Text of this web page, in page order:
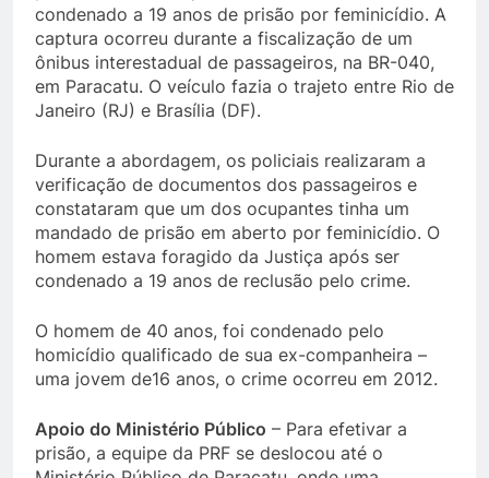
condenado a 19 anos de prisão por feminicídio. A
captura ocorreu durante a fiscalização de um
ônibus interestadual de passageiros, na BR-040,
em Paracatu. O veículo fazia o trajeto entre Rio de
Janeiro (RJ) e Brasília (DF).
Durante a abordagem, os policiais realizaram a
verificação de documentos dos passageiros e
constataram que um dos ocupantes tinha um
mandado de prisão em aberto por feminicídio. O
homem estava foragido da Justiça após ser
condenado a 19 anos de reclusão pelo crime.
O homem de 40 anos, foi condenado pelo
homicídio qualificado de sua ex-companheira –
uma jovem de16 anos, o crime ocorreu em 2012.
Apoio do Ministério Público – Para efetivar a
prisão, a equipe da PRF se deslocou até o